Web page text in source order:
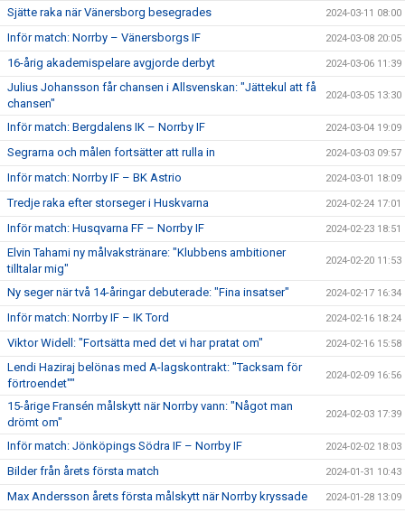
Sjätte raka när Vänersborg besegrades 2024-03-11 08:00
Inför match: Norrby – Vänersborgs IF 2024-03-08 20:05
16-årig akademispelare avgjorde derbyt 2024-03-06 11:39
Julius Johansson får chansen i Allsvenskan: "Jättekul att få
chansen"
2024-03-05 13:30
Inför match: Bergdalens IK – Norrby IF 2024-03-04 19:09
Segrarna och målen fortsätter att rulla in 2024-03-03 09:57
Inför match: Norrby IF – BK Astrio 2024-03-01 18:09
Tredje raka efter storseger i Huskvarna 2024-02-24 17:01
Inför match: Husqvarna FF – Norrby IF 2024-02-23 18:51
Elvin Tahami ny målvakstränare: "Klubbens ambitioner
tilltalar mig"
2024-02-20 11:53
Ny seger när två 14-åringar debuterade: "Fina insatser" 2024-02-17 16:34
Inför match: Norrby IF – IK Tord 2024-02-16 18:24
Viktor Widell: "Fortsätta med det vi har pratat om" 2024-02-16 15:58
Lendi Haziraj belönas med A-lagskontrakt: "Tacksam för
förtroendet""
2024-02-09 16:56
15-årige Fransén målskytt när Norrby vann: "Något man
drömt om"
2024-02-03 17:39
Inför match: Jönköpings Södra IF – Norrby IF 2024-02-02 18:03
Bilder från årets första match 2024-01-31 10:43
Max Andersson årets första målskytt när Norrby kryssade 2024-01-28 13:09